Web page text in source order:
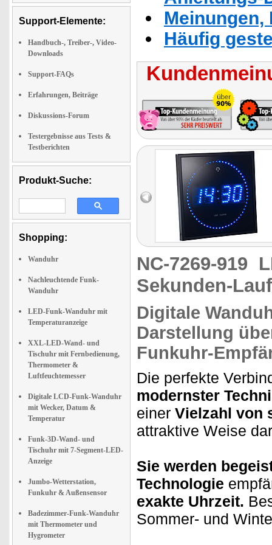
Support-Elemente:
Handbuch-, Treiber-, Video-
Downloads
Support-FAQs
Erfahrungen, Beiträge
Diskussions-Forum
Testergebnisse aus Tests &
Testberichten
Produkt-Suche:
Shopping:
Wanduhr
Nachleuchtende Funk-
Wanduhr
LED-Funk-Wanduhr mit
Temperaturanzeige
XXL-LED-Wand- und
Tischuhr mit Fernbedienung,
Thermometer &
Luftfeuchtemesser
Digitale LCD-Funk-Wanduhr
mit Wecker, Datum &
Temperatur
Funk-3D-Wand- und
Tischuhr mit 7-Segment-LED-
Anzeige
Jumbo-Wetterstation,
Funkuhr & Außensensor
Badezimmer-Funk-Wanduhr
mit Thermometer und
Hygrometer
Häufig
NC-7269-919
Sekunden-
Digitale
Darstellung
Funkuhr-
Die perfekte
modernster
einer Vielzahl von
attraktive Weise
Sie werden
Technologie
exakte Uhrzeit.
Sommer- und